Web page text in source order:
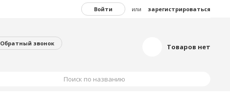
Войти или зарегистрироваться
Товаров нет
Обратный звонок
Поиск по названию